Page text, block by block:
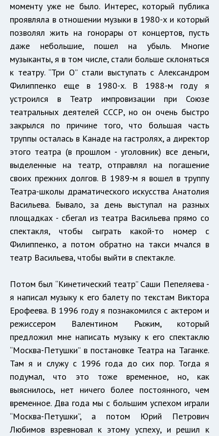
моменту уже не было. Интерес, который публика
проявляла в отношении музыки в 1980-х и который
позволял жить на гонорары от концертов, пусть
даже небольшие, пошел на убыль. Многие
музыканты, я в том числе, стали больше склоняться
к театру. “Три О” стали выступать с Александром
Филиппенко еще в 1980-х. В 1988-м году я
устроился в Театр импровизации при Союзе
театральных деятелей СССР, но он очень быстро
закрылся по причине того, что большая часть
труппы осталась в Канаде на гастролях, а директор
этого театра (в прошлом - уголовник) все деньги,
выделенные на театр, отправлял на погашение
своих прежних долгов. В 1989-м я вошел в труппу
Театра-школы драматического искусства Анатолия
Васильева. Бывало, за день выступал на разных
площадках - сбегал из театра Васильева прямо со
спектакля, чтобы сыграть какой-то номер с
Филиппенко, а потом обратно на такси мчался в
театр Васильева, чтобы выйти в спектакле.
Потом был “Кинетический театр” Саши Пепеляева -
я написал музыку к его балету по текстам Виктора
Ерофеева. В 1996 году я познакомился с актером и
режиссером Валентином Рыжим, который
предложил мне написать музыку к его спектаклю
“Москва-Петушки” в постановке Театра на Таганке.
Там я и служу с 1996 года до сих пор. Тогда я
подумал, что это тоже временное, но, как
выяснилось, нет ничего более постоянного, чем
временное. Два года мы с большим успехом играли
“Москва-Петушки”, а потом Юрий Петрович
Любимов взревновал к этому успеху, и решил к